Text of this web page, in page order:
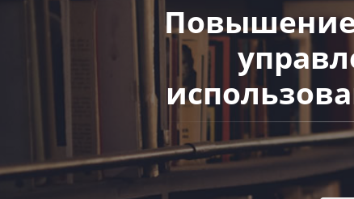
Повышение